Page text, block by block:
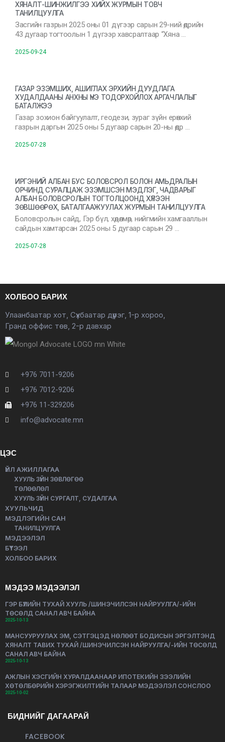
ХЯНАЛТ-ШИНЖИЛГЭЭ ХИЙХ ЖУРМЫН ТОВЧ
ТАНИЛЦУУЛГА
Засгийн газрын 2025 оны 01 дүгээр сарын 29-ний өдрийн
43 дугаар тогтоолын 1 дүгээр хавсралтаар “Хяна …
2025-09-24
ГАЗАР ЭЗЭМШИХ, АШИГЛАХ ЭРХИЙН ДУУДЛАГА
ХУДАЛДААНЫ АНХНЫ ҮНЭ ТОДОРХОЙЛОХ АРГАЧЛАЛЫГ
БАТАЛЖЭЭ
Газар зохион байгуулалт, геодези, зураг зүйн ерөнхий
газрын даргын 2025 оны 5 дугаар сарын 20-ны өдр …
2025-07-28
ИРГЭНИЙ АЛБАН БУС БОЛОВСРОЛ БОЛОН АМЬДРАЛЫН
ОРЧИНД СУРАЛЦАЖ ЭЗЭМШСЭН МЭДЛЭГ, ЧАДВАРЫГ
АЛБАН БОЛОВСРОЛЫН ТОГТОЛЦООНД ХҮЛЭЭН
ЗӨВШӨӨРӨХ, БАТАЛГААЖУУЛАХ ЖУРМЫН ТАНИЛЦУУЛГА
Боловсролын сайд, Гэр бүл, хөдөлмөр, нийгмийн хамгааллын
сайдын хамтарсан 2025 оны 5 дугаар сарын 29 …
2025-07-28
ХОЛБОО БАРИХ
Улаанбаатар хот, Сүхбаатар дүүрэг, 1-р хороо,
Гранд оффис төв, 2-р давхар
+976 7011-9206
+976 7012-9206
+976 11-329206
info@advocate.mn
ЦЭС
ҮЙЛ АЖИЛЛАГАА
ХУУЛЬ ЗҮЙН ЗӨВЛӨГӨӨ
ТӨЛӨӨЛӨЛ
ХУУЛЬ ЗҮЙН СУРГАЛТ, СУДАЛГАА
ХУУЛЬЧИД
МЭДЛЭГИЙН САН
ТАНИЛЦУУЛГА
МЭДЭЭЛЭЛ
БҮТЭЭЛ
ХОЛБОО БАРИХ
МЭДЭЭ МЭДЭЭЛЭЛ
ГЭР БҮЛИЙН ТУХАЙ ХУУЛЬ /ШИНЭЧИЛСЭН НАЙРУУЛГА/-ИЙН
ТӨСӨЛД САНАЛ АВЧ БАЙНА
2025-10-13
МАНСУУРУУЛАХ ЭМ, СЭТГЭЦЭД НӨЛӨӨТ БОДИСЫН ЭРГЭЛТЭНД
ХЯНАЛТ ТАВИХ ТУХАЙ /ШИНЭЧИЛСЭН НАЙРУУЛГА/-ИЙН ТӨСӨЛД
САНАЛ АВЧ БАЙНА
2025-10-13
АЖЛЫН ХЭСГИЙН ХУРАЛДААНААР ИПОТЕКИЙН ЗЭЭЛИЙН
ХӨТӨЛБӨРИЙН ХЭРЭГЖИЛТИЙН ТАЛААР МЭДЭЭЛЭЛ СОНСЛОО
2025-10-02
БИДНИЙГ ДАГААРАЙ
FACEBOOK